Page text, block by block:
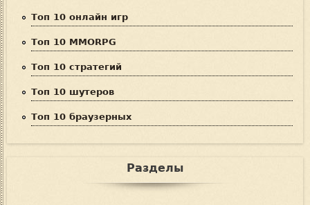
Топ 10 онлайн игр
Топ 10 MMORPG
Топ 10 стратегий
Топ 10 шутеров
Топ 10 браузерных
Разделы